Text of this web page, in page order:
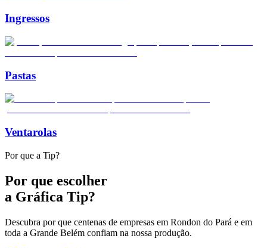
Ingressos
Pastas
Ventarolas
Por que a Tip?
Por que escolher
a Gráfica Tip?
Descubra por que centenas de empresas em Rondon do Pará e em
toda a Grande Belém confiam na nossa produção.